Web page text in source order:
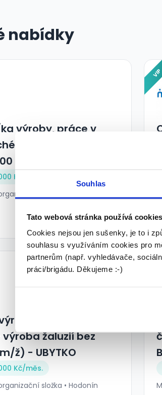
Souhlas
Tato webová stránka používá cookies
Cookies nejsou jen sušenky, je to i
souhlasu s využíváním cookies pro
partnerům (např. vyhledávače,
práci/brigádu. Děkujeme :-)
nabídky
výroby, práce v
prostředí,
Kč + UBYTOVÁNÍ
Kč/
složka • Moravský
- vhodné i
žaluzií bez
ž) - UBYTKO
Kč/měs.
složka • Hodonín